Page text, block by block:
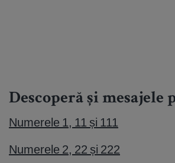
Descoperă și mesajele
Numerele 1, 11 și 111
Numerele 2, 22 și 222